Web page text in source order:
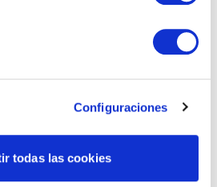
Configuraciones
todas las cookies